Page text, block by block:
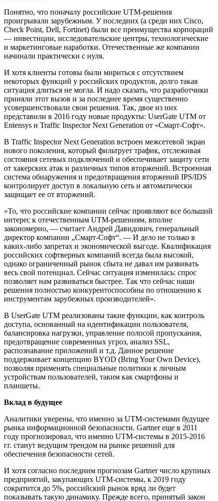
Понятно, что поначалу российские UTM-решения
проигрывали зарубежным. У последних (а среди них Cisco,
Check Point, Dell, Fortinet) были все преимущества корпораций
— инвестиции, исследовательские центры, технологические
и маркетинговые наработки. Отечественные же компании
начинали практически с нуля.
И хотя клиенты готовы были мириться с отсутствием
некоторых функций у российских продуктов, долго такая
ситуация длиться не могла. И надо сказать, что разработчики
приняли этот вызов и за последнее время существенно
усовершенствовали свои решения. Так, двое из них
представили в 2016 году новые продукты: UserGate UTM от
Entensys и Traffic Inspector Next Generation от «Смарт-Софт».
В Traffic Inspector Next Generation встроен межсетевой экран
нового поколения, который фильтрует трафик, отслеживая
состояния сетевых подключений и обеспечивает защиту сети
от хакерских атак и различных типов вторжений. Встроенная
система обнаружения и предотвращения вторжений IPS/IDS
контролирует доступ в локальную сеть и автоматически
защищает ее от вторжений.
«То, что российские компании сейчас проявляют все больший
интерес к отечественным UTM-решениям, вполне
закономерно, — считает Андрей Давидович, генеральный
директор компании „Смарт-Софт“. — И дело не только в
каких-либо запретах и экономической выгоде. Квалификация
российских софтверных компаний всегда была высокой,
однако ограниченный рынок сбыта не давал им развивать
весь свой потенциал. Сейчас ситуация изменилась: спрос
позволяет нам развиваться быстрее. Так что сейчас наши
решения полностью конкурентоспособны по отношению к
инструментам зарубежных производителей».
В UserGate UTM реализованы такие функции, как контроль
доступа, основанный на идентификации пользователя,
балансировка нагрузки, управление полосой пропускания,
предотвращение современных угроз, анализ SSL,
распознавание приложений и т.д. Данное решение
поддерживает концепцию BYOD (Bring Your Own Device),
позволяя применять специальные политики к личным
устройствам пользователей, таким как смартфоны и
планшеты.
Вклад в будущее
Аналитики уверены, что именно за UTM-системами будущее
рынка информационной безопасности. Gartner еще в 2011
году прогнозировал, что именно UTM-системы в 2015-2016
гг. станут ведущим трендом на рынке решений для
обеспечения безопасности сетей.
И хотя согласно последним прогнозам Gartner число крупных
предприятий, закупающих UTM-системы, к 2019 году
сократится до 5%, российский рынок вряд ли будет
показывать такую динамику. Прежде всего, принятый закон